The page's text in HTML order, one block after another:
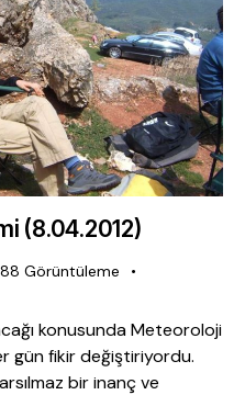
(8.04.2012)
88 Görüntüleme
konusunda Meteoroloji
gün fikir değiştiriyordu.
bir inanç ve